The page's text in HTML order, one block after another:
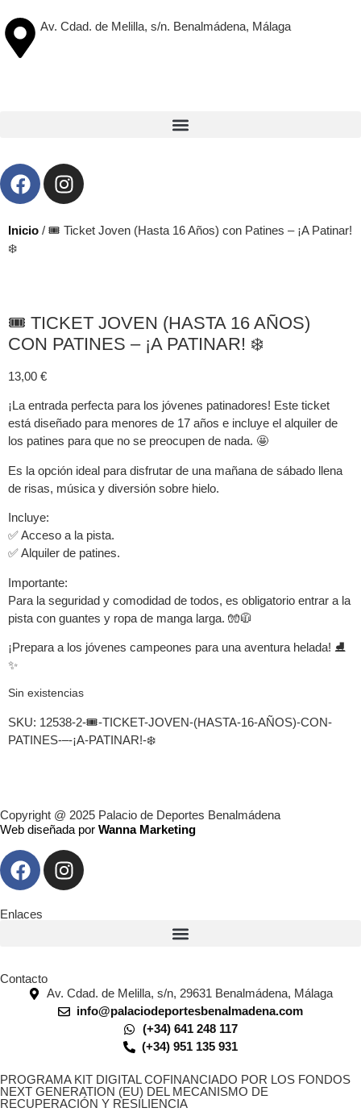
Av. Cdad. de Melilla, s/n. Benalmádena, Málaga
Inicio / 🎟️ Ticket Joven (Hasta 16 Años) con Patines – ¡A Patinar!
❄️
🎟️ TICKET JOVEN (HASTA 16 AÑOS)
CON PATINES – ¡A PATINAR! ❄️
13,00 €
¡La entrada perfecta para los jóvenes patinadores! Este ticket
está diseñado para menores de 17 años e incluye el alquiler de
los patines para que no se preocupen de nada. 🤩
Es la opción ideal para disfrutar de una mañana de sábado llena
de risas, música y diversión sobre hielo.
Incluye:
✅ Acceso a la pista.
✅ Alquiler de patines.
Importante:
Para la seguridad y comodidad de todos, es obligatorio entrar a la
pista con guantes y ropa de manga larga. 🧤🧥
¡Prepara a los jóvenes campeones para una aventura helada! ⛸️
✨
Sin existencias
SKU: 12538-2-🎟️-TICKET-JOVEN-(HASTA-16-AÑOS)-CON-
PATINES-–-¡A-PATINAR!-❄️
Copyright @ 2025 Palacio de Deportes Benalmádena
Web diseñada por Wanna Marketing
Enlaces
Contacto
Av. Cdad. de Melilla, s/n, 29631 Benalmádena, Málaga
info@palaciodeportesbenalmadena.com
(+34) 641 248 117
(+34) 951 135 931
PROGRAMA KIT DIGITAL COFINANCIADO POR LOS FONDOS
NEXT GENERATION (EU) DEL MECANISMO DE
RECUPERACIÓN Y RESILIENCIA